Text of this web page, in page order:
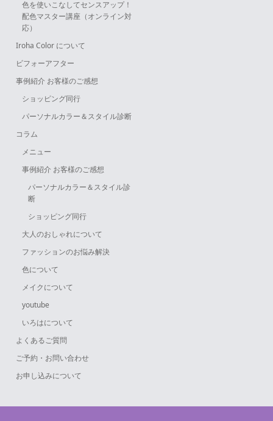
色を使いこなしてセンスアップ！
配色マスター講座（オンライン対
応）
Iroha Color について
ビフォーアフター
事例紹介 お客様のご感想
ショッピング同行
パーソナルカラー＆スタイル診断
コラム
メニュー
事例紹介 お客様のご感想
パーソナルカラー＆スタイル診
断
ショッピング同行
大人のおしゃれについて
ファッションのお悩み解決
色について
メイクについて
youtube
いろはについて
よくあるご質問
ご予約・お問い合わせ
お申し込みについて